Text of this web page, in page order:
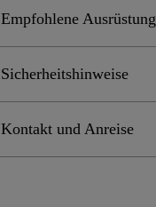
Empfohlene Ausrüstung
Sicherheitshinweise
Kontakt und Anreise